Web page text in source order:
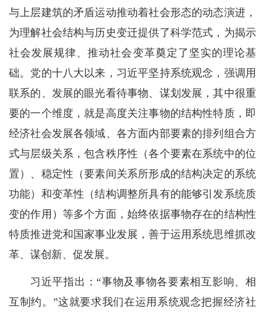
与上层建筑的矛盾运动推动着社会形态的动态演进，
为理解社会结构与历史变迁提供了科学范式，为揭示
社会发展规律、推动社会变革奠定了坚实的理论基
础。党的十八大以来，习近平坚持系统观念，强调用
联系的、发展的眼光看待事物、谋划发展，其中很重
要的一个维度，就是高度关注事物的结构性特质，即
经济社会发展各领域、各方面内部要素的排列组合方
式与层级关系，包含秩序性（各个要素在系统中的位
置）、稳定性（要素间关系所形成的结构决定的系统
功能）和变革性（结构调整所具有的能够引发系统质
变的作用）等多个方面，始终依据事物存在的结构性
特质推进党和国家事业发展，善于运用系统思维抓改
革、谋创新、促发展。
习近平指出：“事物及事物各要素相互影响、相
互制约。”这就要求我们在运用系统观念把握经济社